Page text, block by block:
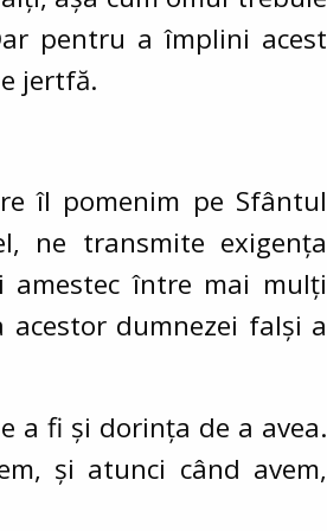
pentru a împlini acest
jertfă.
îl pomenim pe Sfântul
ne transmite exigența
amestec între mai mulți
dumnezei falși a
a fi și dorința de a avea.
și atunci când avem,